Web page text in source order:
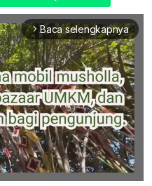
arrow_forward_ios Baca selengkapnya